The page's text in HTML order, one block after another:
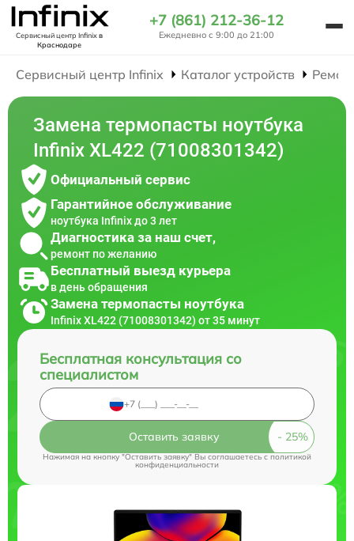
Сервисный центр Infinixв
Краснодаре
+7 (861) 212-36-12
Ежедневно с 9:00 до 21:00
Сервисный центр Infinix Каталог устройств
Замена термопасты ноутбука
Infinix XL422 (71008301342)
Официальный сервис
Гарантийное обслуживание
ноутбука Infinix до 3 лет
Диагностика за наш счет,
ремонт по желанию
Бесплатный выезд курьера
в день обращения
Замена термопасты ноутбука
Infinix XL422 (71008301342) от 35 минут
Бесплатная консультация со
специалистом
Оставить заявку
Нажимая на кнопку "Оставить заявку" Вы соглашаетесь cполитикой
конфиденциальности